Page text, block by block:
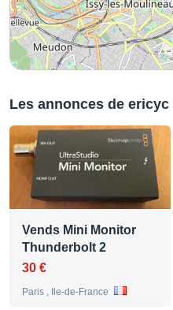
Les annonces de ericyc
Vends Mini Monitor
Thunderbolt 2
30 €
Paris , Ile-de-France